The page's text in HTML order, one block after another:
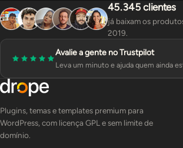
45.345 clientes
já baixam os
2019.
Avalie a gente no Trustpilot
Leva um minuto e ajuda quem ainda
Plugins, temas e templates premium para
WordPress, com licença GPL e sem limite de
domínio.